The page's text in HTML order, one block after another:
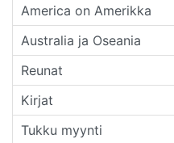
America on Amerikka
Australia ja Oseania
Reunat
Kirjat
Tukku myynti